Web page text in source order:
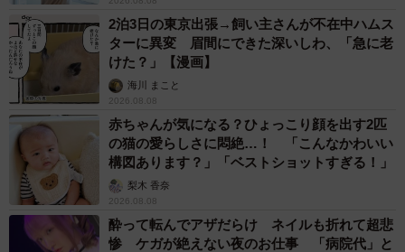
2泊3日の東京出張→飼い主さんが不在中ハムス
ターに異変 眉間にできた深いしわ、「急に老
けた？」【漫画】
海川 まこと
2026.08.08
赤ちゃんが気になる？ひょっこり顔を出す2匹
の猫の愛らしさに悶絶…！ 「こんなかわいい
構図あります？」「ベストショットすぎる！」
梨木 香奈
2026.08.08
酔って転んでアザだらけ ネイルも折れて超悲
惨 ケガが絶えない夜のお仕事 「病院代」と